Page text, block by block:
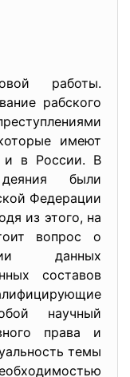
работы.
рабского
имеют
и в России. В
были
Федерации
из этого, на
вопрос о
данных
составов
научный
права и
темы